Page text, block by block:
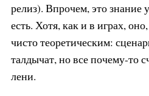
релиз). Впрочем, это знание
есть. Хотя, как и в играх,
чисто теоретическим:
талдычат, но все почему-то
лени.